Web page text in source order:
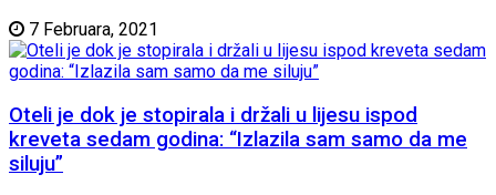
7 Februara, 2021
Oteli je dok je stopirala i držali u lijesu ispod
kreveta sedam godina: “Izlazila sam samo da me
siluju”